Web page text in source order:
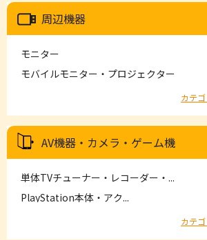
周辺機器
モニター
モバイルモニター・プロジェクター
カテ
AV機器・カメラ・ゲーム機
単体TVチューナー・レコーダー・...
PlayStation本体・アク...
カテ